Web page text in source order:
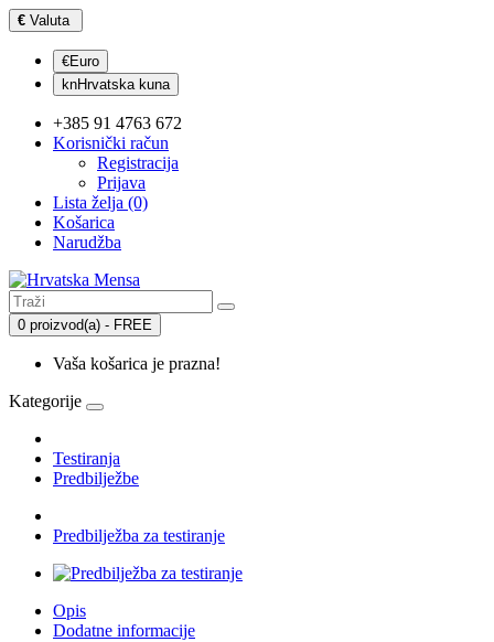
€ Valuta
€Euro
knHrvatska kuna
+385 91 4763 672
Korisnički račun
Registracija
Prijava
Lista želja (0)
Košarica
Narudžba
0 proizvod(a) - FREE
Vaša košarica je prazna!
Kategorije
Testiranja
Predbilježbe
Predbilježba za testiranje
Opis
Dodatne informacije